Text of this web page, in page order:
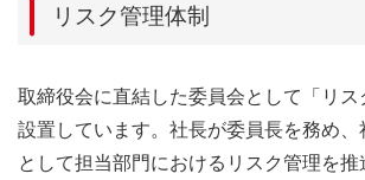
リスク管理体制
取締役会に直結した委員会として「リ
設置しています。社長が委員長を務め、
として担当部門におけるリスク管理を